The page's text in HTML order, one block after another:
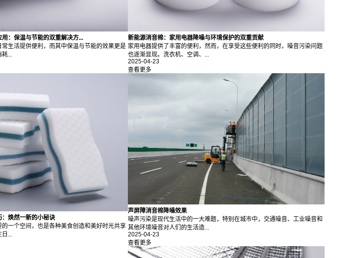
：保温与节能的双重解决方...
生活提供便利，而其中保温与节能的效果更是
耗...
新能源消音棉：家用电器降噪与环境保护的双重贡献
家用电器提供了丰富的便利，然而，在享受这些便利的同时，噪音污染问题
也逐渐显现。洗衣机、空调、...
2025-04-23
查看更多
焕然一新的小秘诀
一个空间，也是各种美食创造和美好时光共享
日...
声屏障消音棉降噪效果
噪声污染是现代生活中的一大难题，特别在城市中，交通噪音、工业噪音和
其他环境噪音对人们的生活造...
2025-04-23
查看更多